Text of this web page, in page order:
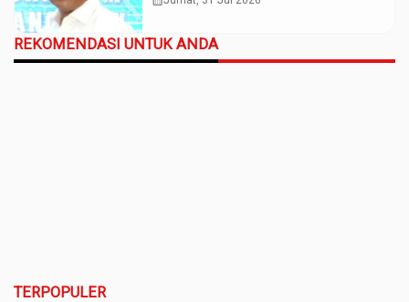
REKOMENDASI UNTUK ANDA
TERPOPULER